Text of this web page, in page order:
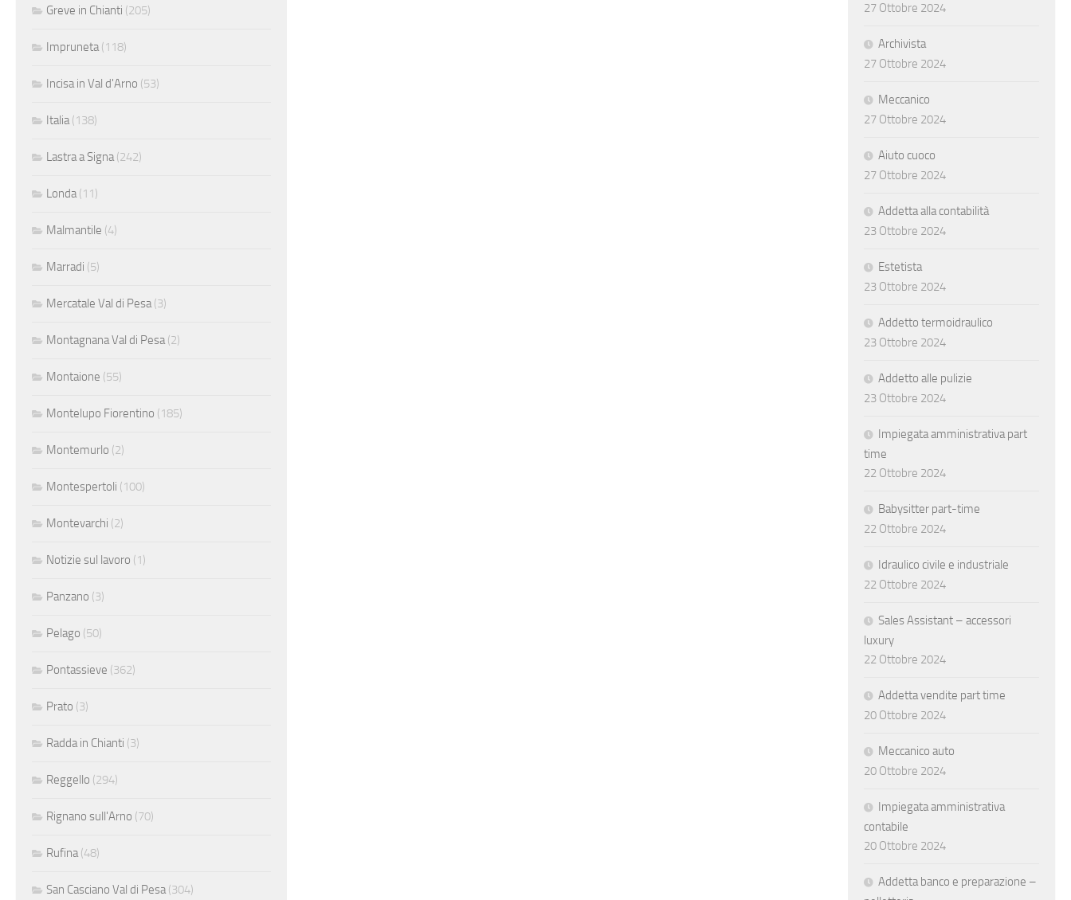
Greve in Chianti (205)
Impruneta(118)
Incisa in Val d'Arno (53)
Italia(138)
Lastra a Signa(242)
Londa(11)
Malmantile (4)
Marradi (5)
Mercatale Val di Pesa(3)
Montagnana Val di Pesa(2)
Montaione (55)
Montelupo Fiorentino (185)
Montemurlo (2)
Montespertoli (100)
Montevarchi (2)
Notizie sul lavoro (1)
Panzano (3)
Pelago (50)
Pontassieve (362)
Prato (3)
Radda in Chianti (3)
Reggello (294)
Rignano sull'Arno (70)
Rufina(48)
San Casciano Val di Pesa(304)
27 Ottobre 2024
Archivista
27 Ottobre 2024
Meccanico
27 Ottobre 2024
Aiuto cuoco
27 Ottobre 2024
Addetta alla contabilità
23 Ottobre 2024
Estetista
23 Ottobre 2024
Addetto termoidraulico
23 Ottobre 2024
Addetto alle pulizie
23 Ottobre 2024
Impiegata amministrativa part
time
22 Ottobre 2024
Babysitter part-time
22 Ottobre 2024
Idraulico civile e industriale
22 Ottobre 2024
Sales Assistant – accessori
luxury
22 Ottobre 2024
Addetta vendite part time
20 Ottobre 2024
Meccanico auto
20 Ottobre 2024
Impiegata amministrativa
contabile
20 Ottobre 2024
Addetta banco e preparazione –